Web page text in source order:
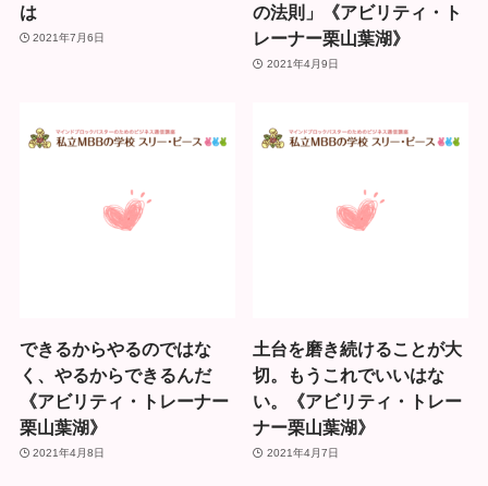
は
2021年7月6日
の法則」《アビリティ・ト
レーナー栗山葉湖》
2021年4月9日
できるからやるのではな
く、やるからできるんだ
《アビリティ・トレーナー
栗山葉湖》
2021年4月8日
土台を磨き続けることが大
切。もうこれでいいはな
い。《アビリティ・トレー
ナー栗山葉湖》
2021年4月7日